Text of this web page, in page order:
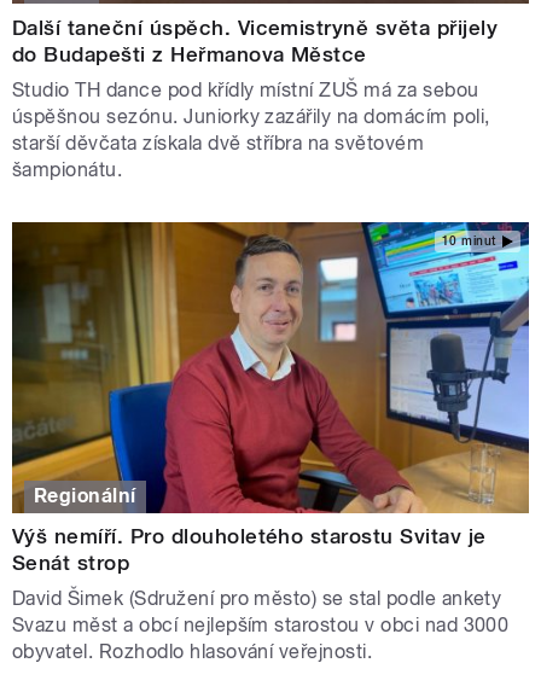
Další taneční úspěch. Vicemistryně světa přijely
do Budapešti z Heřmanova Městce
Studio TH dance pod křídly místní ZUŠ má za sebou
úspěšnou sezónu. Juniorky zazářily na domácím poli,
starší děvčata získala dvě stříbra na světovém
šampionátu.
10 minut
Regionální
Výš nemíří. Pro dlouholetého starostu Svitav je
Senát strop
David Šimek (Sdružení pro město) se stal podle ankety
Svazu měst a obcí nejlepším starostou v obci nad 3000
obyvatel. Rozhodlo hlasování veřejnosti.